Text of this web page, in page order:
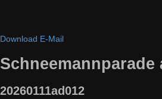
Download E-Mail
20260111ad012